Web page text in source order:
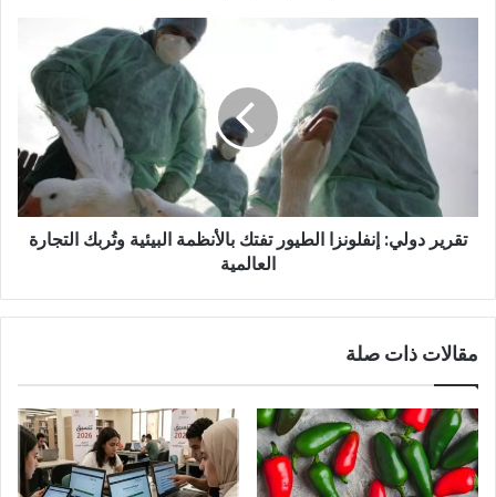
إنفلونزا
الطيور
التجارة
العالمية
تقرير دولي: إنفلونزا الطيور تفتك بالأنظمة البيئية وتُربك التجارة
العالمية
مقالات ذات صلة